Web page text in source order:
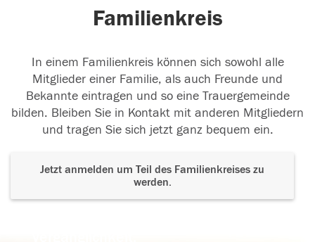
Familienkreis
In einem Familienkreis können sich sowohl alle
Mitglieder einer Familie, als auch Freunde und
Bekannte eintragen und so eine Trauergemeinde
bilden. Bleiben Sie in Kontakt mit anderen Mitgliedern
und tragen Sie sich jetzt ganz bequem ein.
Jetzt anmelden um Teil des Familienkreises zu
werden.